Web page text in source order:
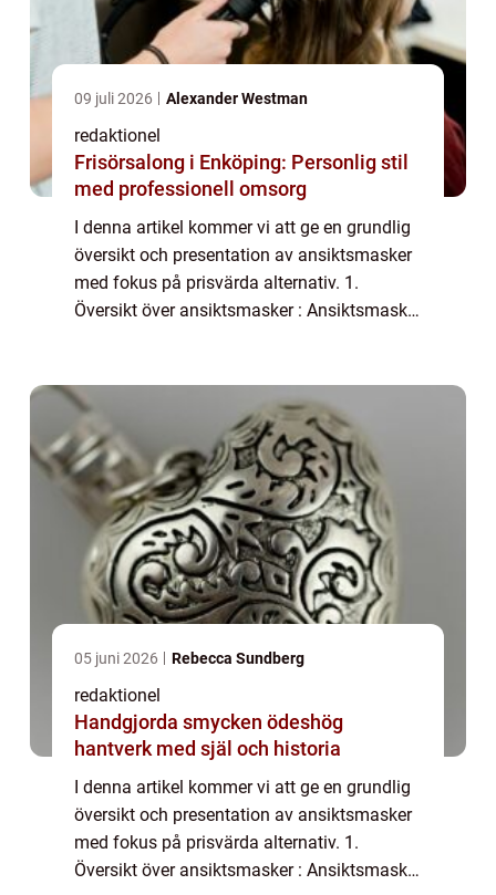
09 juli 2026 Alexander Westman
redaktionel
Frisörsalong i Enköping: Personlig stil
med professionell omsorg
I denna artikel kommer vi att ge en grundlig
översikt och presentation av ansiktsmasker
med fokus på prisvärda alternativ. 1.
Översikt över ansiktsmasker : Ansiktsmasker
05 juni 2026 Rebecca Sundberg
redaktionel
Handgjorda smycken ödeshög
hantverk med själ och historia
I denna artikel kommer vi att ge en grundlig
översikt och presentation av ansiktsmasker
med fokus på prisvärda alternativ. 1.
Översikt över ansiktsmasker : Ansiktsmasker